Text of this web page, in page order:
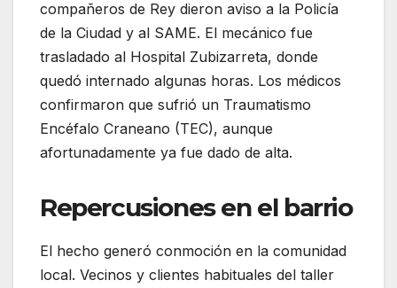
compañeros de Rey dieron aviso a la Policía
de la Ciudad y al SAME. El mecánico fue
trasladado al Hospital Zubizarreta, donde
quedó internado algunas horas. Los médicos
confirmaron que sufrió un Traumatismo
Encéfalo Craneano (TEC), aunque
afortunadamente ya fue dado de alta.
Repercusiones en el barrio
El hecho generó conmoción en la comunidad
local. Vecinos y clientes habituales del taller